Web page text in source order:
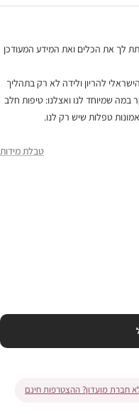
לך את הכלים ואת המידע המעודכן
להריון ולידה לא רק בתהליך
במה שמיוחד לנו ואצלנו: טיפות חלב
אמונות טפלות שיש רק לנו.
טבלת מידות
חברת מועדון? ההצטרפות חינם